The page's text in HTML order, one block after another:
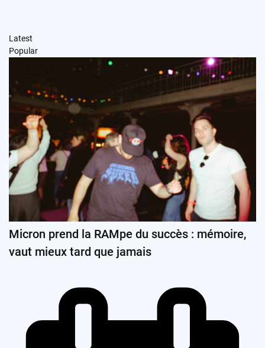
Latest
Popular
Micron prend la RAMpe du succès : mémoire,
vaut mieux tard que jamais